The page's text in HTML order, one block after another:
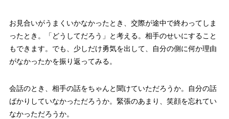
お見合いがうまくいかなかったとき、交際が途中で終わってしま
ったとき。「どうしてだろう」と考える。相手のせいにすること
もできます。でも、少しだけ勇気を出して、自分の側に何か理由
がなかったかを振り返ってみる。
会話のとき、相手の話をちゃんと聞けていただろうか。自分の話
ばかりしていなかっただろうか。緊張のあまり、笑顔を忘れてい
なかっただろうか。